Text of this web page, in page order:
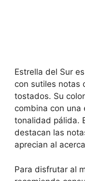
Estrella del Sur
con sutiles notas
tostados. Su
combina con una
tonalidad pálida.
destacan las
aprecian al
Para disfrutar al